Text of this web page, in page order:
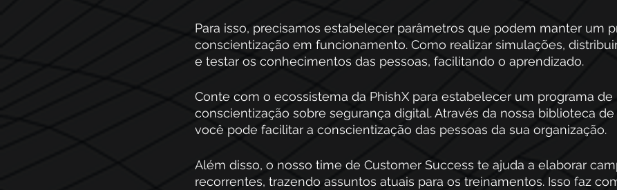
Para isso, precisamos estabelecer parâmetros que podem manter um
conscientização em funcionamento. Como realizar simulações,
e testar os conhecimentos das pessoas, facilitando o aprendizado.
Conte com o ecossistema da PhishX para estabelecer um programa de
conscientização sobre segurança digital. Através da nossa biblioteca
você pode facilitar a conscientização das pessoas da sua organização.
Além disso, o nosso time de Customer Success te ajuda a elaborar
recorrentes, trazendo assuntos atuais para os treinamentos. Isso faz